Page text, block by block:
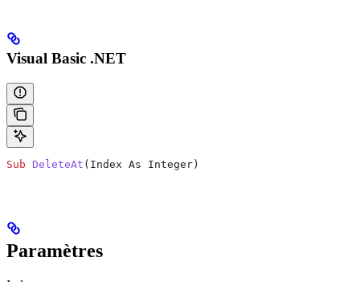
Visual Basic .NET
Sub DeleteAt ( Index As Integer )
Paramètres